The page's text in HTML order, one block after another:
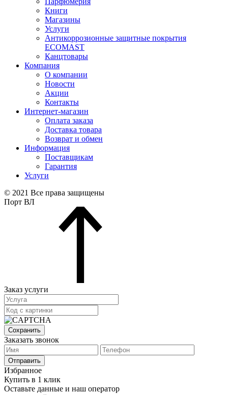
Книги
Магазины
Услуги
Антикоррозионные защитные покрытия
ECOMAST
Канцтовары
Компания
О компании
Новости
Акции
Контакты
Интернет-магазин
Оплата заказа
Доставка товара
Возврат и обмен
Информация
Поставщикам
Гарантия
Услуги
© 2021 Все права защищены
Порт ВЛ
Заказ услуги
Сохранить
Заказать звонок
Отправить
Избранное
Купить в 1 клик
Оставьте данные и наш оператор